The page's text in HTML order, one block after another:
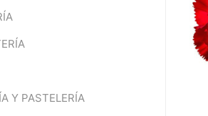
Y PASTELERÍA